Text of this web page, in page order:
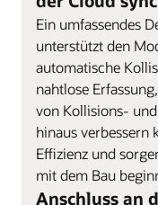
Ein umfassendes
unterstützt den
automatische
nahtlose
von Kollisions-
hinaus verbessern
Effizienz und
mit dem Bau
Anschluss an